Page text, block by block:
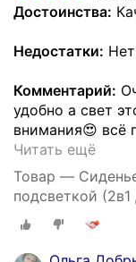
Достоинства:
Недостатки: Нет
Комментарий:
удобно а свет
внимания😍 всё
Читать ещё
Товар —
подсветкой
158 мм, Длинна